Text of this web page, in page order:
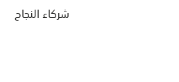
شركاء النجاح